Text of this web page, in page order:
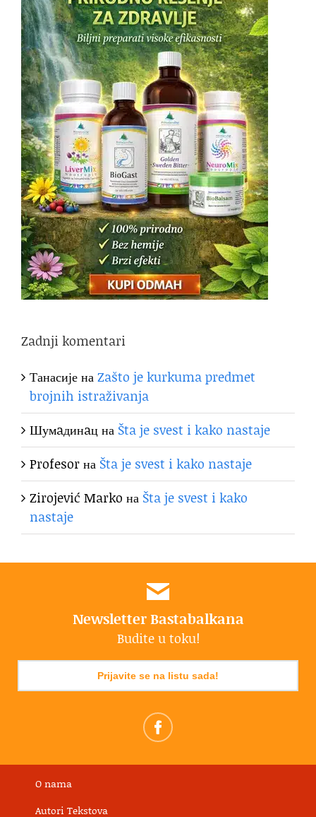
Zadnji komentari
ТанасијенаZašto je kurkuma predmet
brojnih istraživanja
Шумaдинaцна Šta je svest i kako nastaje
Profesorна Šta je svest i kako nastaje
Zirojević Marko на Šta je svest i kako
nastaje
Newsletter Bastabalkana
Budite u toku!
Prijavite se na listu sada!
O nama
Autori Tekstova